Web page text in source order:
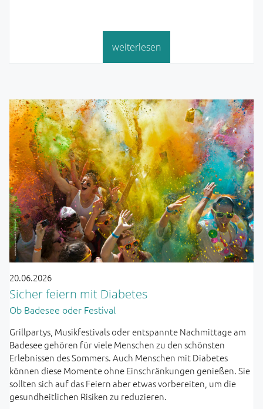
weiterlesen
20.06.2026
Sicher feiern mit Diabetes
Ob Badesee oder Festival
Grillpartys, Musikfestivals oder entspannte Nachmittage am
Badesee gehören für viele Menschen zu den schönsten
Erlebnissen des Sommers. Auch Menschen mit Diabetes
können diese Momente ohne Einschränkungen genießen. Sie
sollten sich auf das Feiern aber etwas vorbereiten, um die
gesundheitlichen Risiken zu reduzieren.